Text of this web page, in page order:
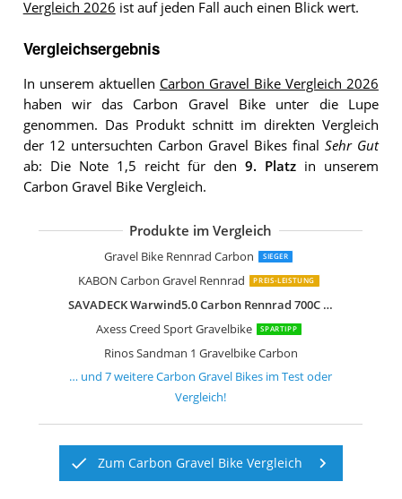
Vergleich 2026 ist auf jeden Fall auch einen Blick wert.
Vergleichsergebnis
In unserem aktuellen Carbon Gravel Bike Vergleich 2026
haben wir das Carbon Gravel Bike unter die Lupe
genommen. Das Produkt schnitt im direkten Vergleich
der 12 untersuchten Carbon Gravel Bikes final Sehr Gut
ab: Die Note 1,5 reicht für den 9. Platzin unserem
Carbon Gravel Bike Vergleich.
Produkte im Vergleich
Gravel Bike Rennrad Carbon SIEGER
KABON Carbon Gravel Rennrad PREIS-LEISTUNG
SAVADECK Warwind5.0 Carbon Rennrad 700C Vollcarbon Rahmen Rennräder
Axess Creed Sport Gravelbike
SPARTIPP
Rinos Sandman 1 Gravelbike Carbon
KABON Carbon Gravel Bike
KABON Gravel Bike Rennrad Carbon
Sava E-Gravelbike mit Carbon-
Sava E-Gravelbike mit Carbon-
Sava E-Gravelbike mit Carbon-
Wilier Jena GRX Carbon Gravel
Rinos Sandman 7 Gravel Bike
… und7weitereCarbon Gravel Bikes im Test oder
Vergleich!
Zum Carbon Gravel Bike Vergleich